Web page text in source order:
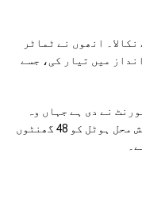
انھوں نے ٹماٹر
میں تیار کی، جسے
نے دی ہے جہاں وہ
کام کرتے تھے۔ ان کی موت کے سوگ میں شیش محل ہوٹل کو 48 گھنٹوں